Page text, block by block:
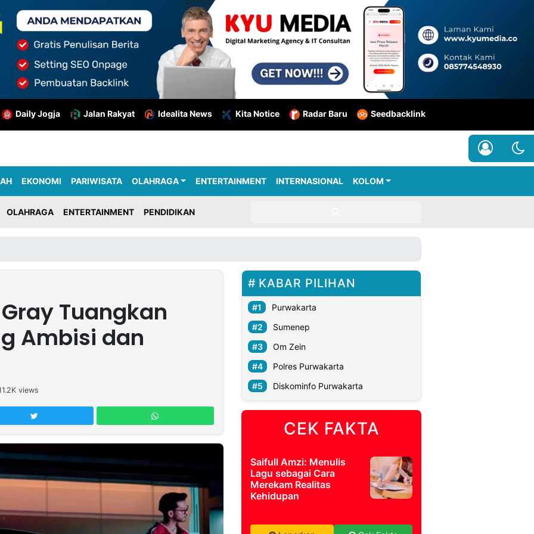
Daily Jogja Jalan Rakyat Idealita News Kita Notice Radar Baru Seedbacklink
EKONOMI PARIWISATA OLAHRAGA ENTERTAINMENT INTERNASIONAL KOLOM
OLAHRAGA ENTERTAINMENT PENDIDIKAN
Tuangkan
Ambisi dan
views
KABAR PILIHAN
Purwakarta
Sumenep
Om Zein
Polres Purwakarta
Diskominfo Purwakarta
CEK FAKTA
Saifull Amzi: Menulis
Lagu sebagai Cara
Merekam Realitas
Kehidupan